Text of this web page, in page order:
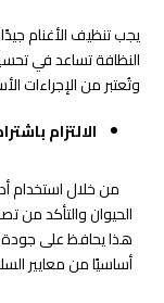
يجب تنظيف الأغنام
النظافة تساعد في
وتُعتبر من الإجراءات
الالتزام
من خلال استخدام
الحيوان والتأكد من
هذا يحافظ على جودة
أساسيًا من معايير